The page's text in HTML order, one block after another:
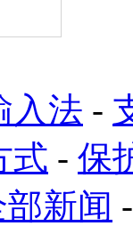
入法 -
式 - 保
部新闻